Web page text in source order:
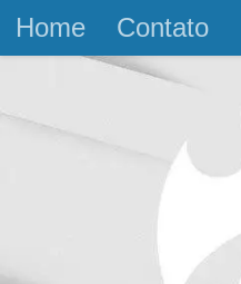
Skip to content
Home Contato